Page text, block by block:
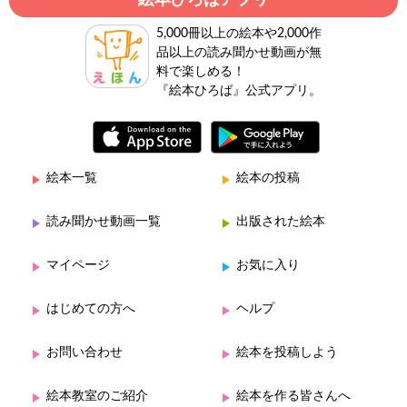
5,000冊以上の絵本や2,000作
品以上の読み聞かせ動画が無
料で楽しめる！
『絵本ひろば』公式アプリ。
絵本一覧 絵本の投稿
読み聞かせ動画一覧 出版された絵本
マイページ お気に入り
はじめての方へ ヘルプ
お問い合わせ 絵本を投稿しよう
絵本教室のご紹介 絵本を作る皆さんへ